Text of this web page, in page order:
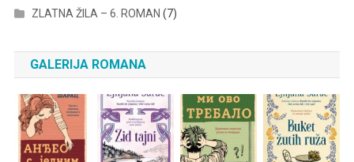
ZLATNA ŽILA – 6. ROMAN (7)
GALERIJA ROMANA